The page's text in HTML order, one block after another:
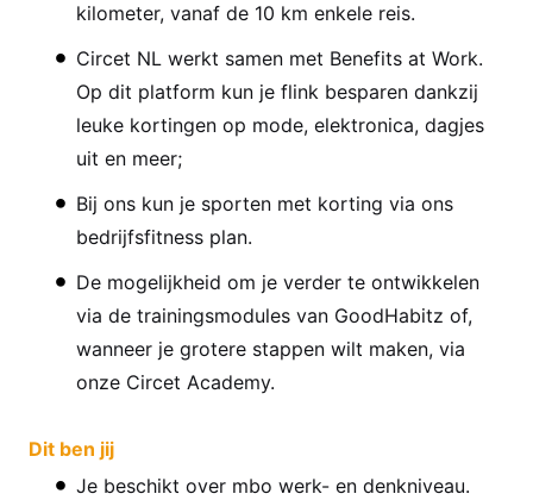
kilometer, vanaf de 10 km enkele reis.
Circet NL werkt samen met Benefits at Work.
Op dit platform kun je flink besparen dankzij
leuke kortingen op mode, elektronica, dagjes
uit en meer;
Bij ons kun je sporten met korting via ons
bedrijfsfitness plan.
De mogelijkheid om je verder te ontwikkelen
via de trainingsmodules van GoodHabitz of,
wanneer je grotere stappen wilt maken, via
onze Circet Academy.
Dit ben jij
Je beschikt over mbo werk- en denkniveau.